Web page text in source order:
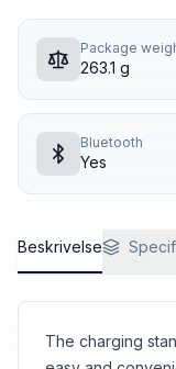
Package
263.1 g
Bluetooth
Yes
Beskrivelse
The charging